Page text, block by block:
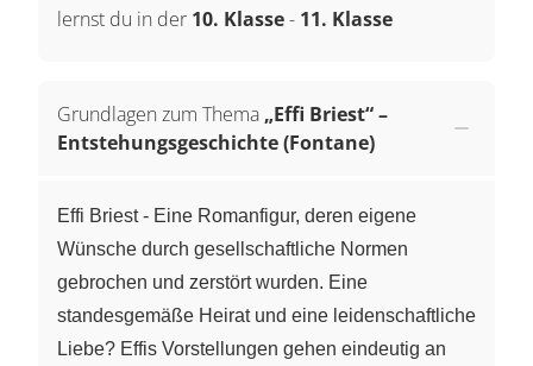
lernst du in der 10. Klasse- 11. Klasse
Grundlagen zum Thema „Effi Briest“ –
Entstehungsgeschichte (Fontane)
Effi Briest - Eine Romanfigur, deren eigene
Wünsche durch gesellschaftliche Normen
gebrochen und zerstört wurden. Eine
standesgemäße Heirat und eine leidenschaftliche
Liebe? Effis Vorstellungen gehen eindeutig an